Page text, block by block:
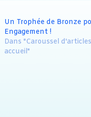
Un Trophée de Bronze
Engagement !
Dans "Caroussel d'articles
accueil"